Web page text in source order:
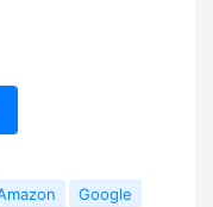
Google